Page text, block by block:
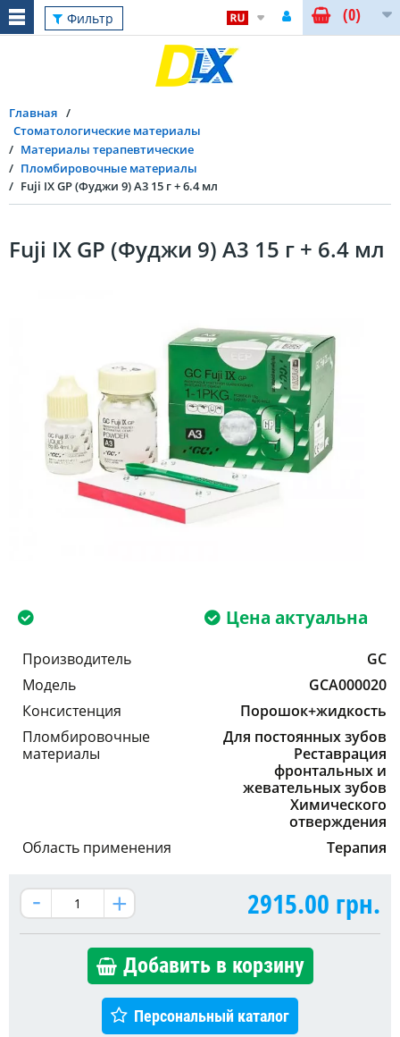
Фильтр (0)
Главная
Стоматологические материалы
Материалы терапевтические
Пломбировочные материалы
Fuji IX GP (Фуджи 9) A3 15 г + 6.4 мл
Fuji IX GP (Фуджи 9) A3 15 г + 6.4 мл
Цена актуальна
Производитель
GC
Модель
GCA000020
Консистенция
Порошок+жидкость
Пломбировочные
материалы
Для постоянных зубов
Реставрация
фронтальных и
жевательных зубов
Химического
отверждения
Область применения
Терапия
2915.00 грн.
Добавить в корзину
Персональный каталог